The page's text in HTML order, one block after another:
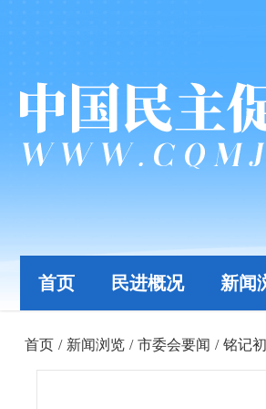
首页 民进概况 新闻
首页 / 新闻浏览 / 市委会要闻 / 铭记